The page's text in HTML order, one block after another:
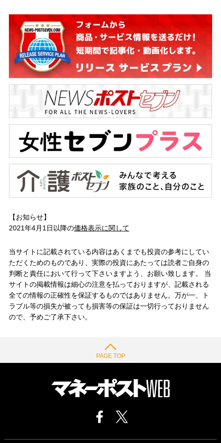
【お知らせ】
2021年4月1日以降の価格表示に関して
当サイトに記載されている内容はあくまでも投資の参考にしてい
ただくためのものであり、実際の投資にあたっては読者ご自身の
判断と責任において行って下さいますよう、お願い致します。 当
サイトの掲載情報は細心の注意を払っておりますが、記載される
全ての情報の正確性を保証するものではありません。万が一、ト
ラブル等の損失が被っても損害等の保証は一切行っておりません
ので、予めご了承下さい。
PAGE TOP